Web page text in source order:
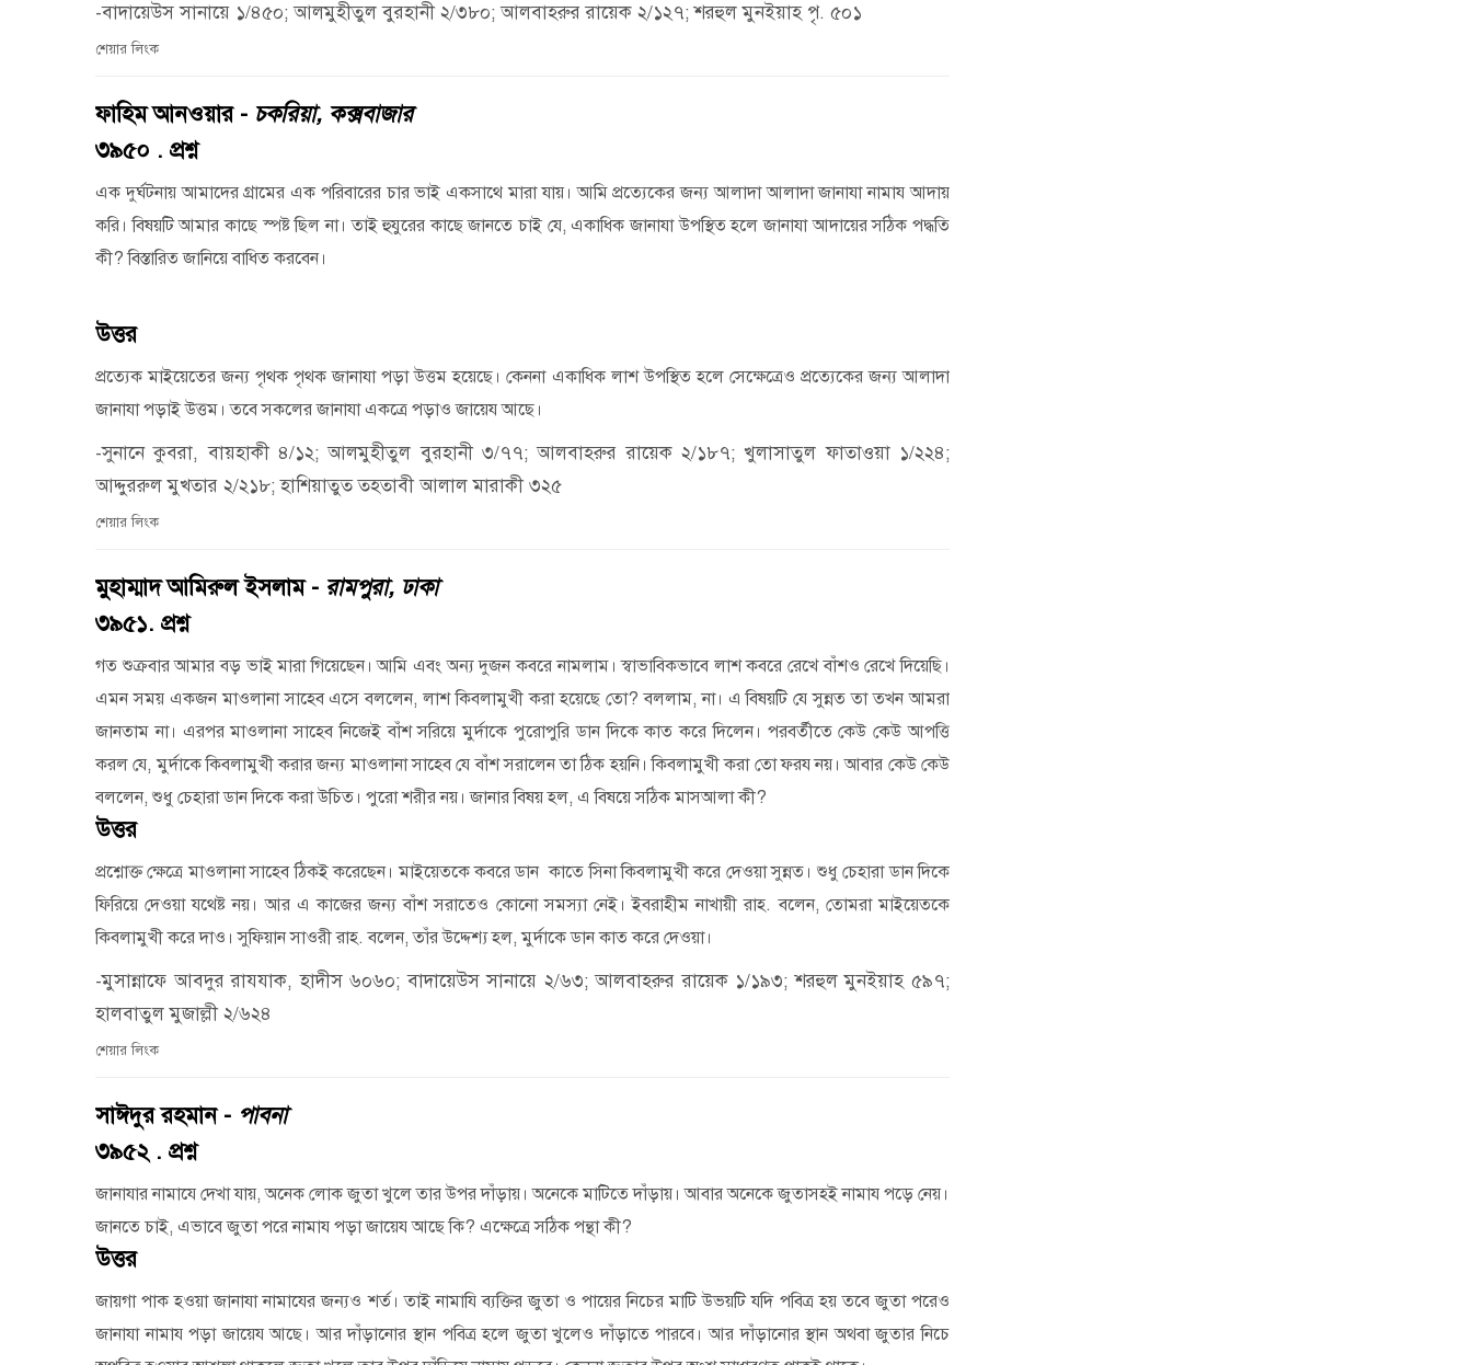
-বাদায়েউস সানায়ে ১/৪৫০; আলমুহীতুল বুরহানী ২/৩৮০; আলবাহরুর রায়েক ২/১২৭; শরহুল মুনইয়াহ পৃ. ৫০১
শেয়ার লিংক
ফাহিম আনওয়ার - চকরিয়া, কক্সবাজার
৩৯৫০ . প্রশ্ন
এক দুর্ঘটনায় আমাদের গ্রামের এক পরিবারের চার ভাই একসাথে মারা যায়। আমি প্রত্যেকের জন্য আলাদা আলাদা জানাযা নামায আদায়
করি। বিষয়টি আমার কাছে স্পষ্ট ছিল না। তাই হুযুরের কাছে জানতে চাই যে, একাধিক জানাযা উপস্থিত হলে জানাযা আদায়ের সঠিক পদ্ধতি
কী?বিস্তারিত জানিয়ে বাধিত করবেন।
উত্তর
প্রত্যেক মাইয়েতের জন্য পৃথক পৃথক জানাযা পড়া উত্তম হয়েছে। কেননা একাধিক লাশ উপস্থিত হলে সেক্ষেত্রেও প্রত্যেকের জন্য আলাদা
জানাযা পড়াই উত্তম। তবে সকলের জানাযা একত্রে পড়াও জায়েয আছে।
-সুনানে কুবরা, বায়হাকী ৪/১২; আলমুহীতুল বুরহানী ৩/৭৭; আলবাহরুর রায়েক ২/১৮৭; খুলাসাতুল ফাতাওয়া ১/২২৪;
আদ্দুররুল মুখতার ২/২১৮; হাশিয়াতুত তহতাবী আলাল মারাকী ৩২৫
শেয়ার লিংক
মুহাম্মাদ আমিরুল ইসলাম - রামপুরা, ঢাকা
৩৯৫১. প্রশ্ন
গত শুক্রবার আমার বড় ভাই মারা গিয়েছেন। আমি এবং অন্য দুজন কবরে নামলাম। স্বাভাবিকভাবে লাশ কবরে রেখে বাঁশও রেখে দিয়েছি।
এমন সময় একজন মাওলানা সাহেব এসে বললেন,লাশ কিবলামুখী করা হয়েছে তো?বললাম,না। এ বিষয়টি যে সুন্নত তা তখন আমরা
জানতাম না। এরপর মাওলানা সাহেব নিজেই বাঁশ সরিয়ে মুর্দাকে পুরোপুরি ডান দিকে কাত করে দিলেন। পরবর্তীতে কেউ কেউ আপত্তি
করল যে,মুর্দাকে কিবলামুখী করার জন্য মাওলানা সাহেব যে বাঁশ সরালেন তা ঠিক হয়নি। কিবলামুখী করা তো ফরয নয়। আবার কেউ কেউ
বললেন,শুধু চেহারা ডান দিকে করা উচিত। পুরো শরীর নয়। জানার বিষয় হল, এ বিষয়ে সঠিক মাসআলা কী?
উত্তর
প্রশ্নোক্ত ক্ষেত্রে মাওলানা সাহেব ঠিকই করেছেন। মাইয়েতকে কবরে ডান কাতে সিনা কিবলামুখী করে দেওয়া সুন্নত। শুধু চেহারা ডান দিকে
ফিরিয়ে দেওয়া যথেষ্ট নয়। আর এ কাজের জন্য বাঁশ সরাতেও কোনো সমস্যা নেই। ইবরাহীম নাখায়ী রাহ. বলেন, তোমরা মাইয়েতকে
কিবলামুখী করে দাও। সুফিয়ান সাওরী রাহ. বলেন,তাঁর উদ্দেশ্য হল,মুর্দাকে ডান কাত করে দেওয়া।
-মুসান্নাফে আবদুর রাযযাক, হাদীস ৬০৬০; বাদায়েউস সানায়ে ২/৬৩; আলবাহরুর রায়েক ১/১৯৩; শরহুল মুনইয়াহ ৫৯৭;
হালবাতুল মুজাল্লী ২/৬২৪
শেয়ার লিংক
সাঈদুর রহমান - পাবনা
৩৯৫২ . প্রশ্ন
জানাযার নামাযে দেখা যায়,অনেক লোক জুতা খুলে তার উপর দাঁড়ায়। অনেকে মাটিতে দাঁড়ায়। আবার অনেকে জুতাসহই নামায পড়ে নেয়।
জানতে চাই, এভাবে জুতা পরে নামায পড়া জায়েয আছে কি? এক্ষেত্রে সঠিক পন্থা কী?
উত্তর
জায়গা পাক হওয়া জানাযা নামাযের জন্যও শর্ত। তাই নামাযি ব্যক্তির জুতা ও পায়ের নিচের মাটি উভয়টি যদি পবিত্র হয় তবে জুতা পরেও
জানাযা নামায পড়া জায়েয আছে। আর দাঁড়ানোর স্থান পবিত্র হলে জুতা খুলেও দাঁড়াতে পারবে। আর দাঁড়ানোর স্থান অথবা জুতার নিচে